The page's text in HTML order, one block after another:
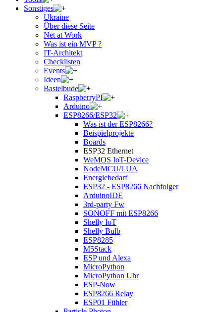
Sonstiges
Ukraine
Über diese Seite
Net at Work
Was ist ein MVP ?
IT-Architekt
Checklisten
Events
Ideen
Bastelbude
RaspberryPI
Arduino
ESP8266/ESP32
Was ist der ESP8266?
Beispielprojekte
Boards
ESP32 Ethernet
WeMOS IoT-Device
NodeMCU/LUA
Energiebedarf
ESP32 - ESP8266 Nachfolger
ArduinoIDE
3rd-party Fw
SONOFF mit ESP8266
Shelly IoT
Shelly Bulb
ESP8285
M5Stack
ESP und Alexa
MicroPython
MicroPython Uhr
ESP-Now
ESP8266 Relay
ESP01 Fühler